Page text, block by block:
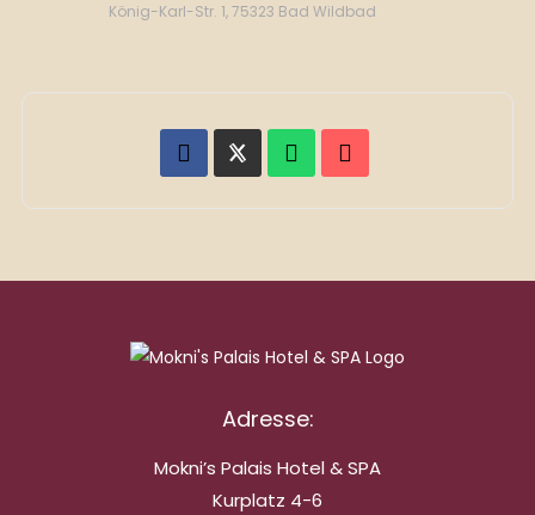
König-Karl-Str. 1, 75323 Bad Wildbad
Adresse:
Mokni’s Palais Hotel & SPA
Kurplatz 4-6